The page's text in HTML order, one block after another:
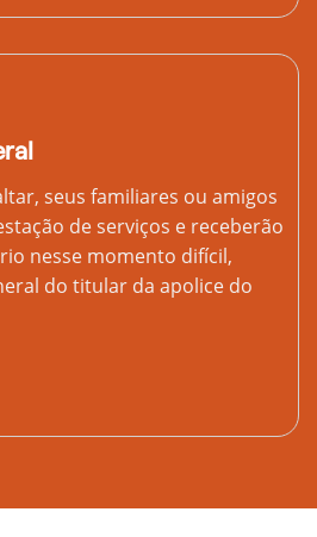
seus familiares ou amigos
de serviços e receberão
nesse momento difícil,
do titular da apolice do